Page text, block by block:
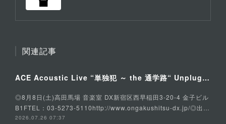
関連記事
ACE Acoustic Live “単独犯 ～ the 通学路“ Unplugged Special
◎8月8日(土)高田馬場 音楽室 DX新宿区西早稲田3-20-4 金子ビル
B1FTEL：03-5273-5110http://www.ongakushitsu-dx.jp/◎出…
2026.07.26 07:37